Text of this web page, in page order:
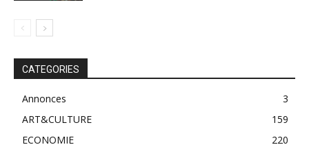
CATEGORIES
Annonces
3
ART&CULTURE
159
ECONOMIE
220